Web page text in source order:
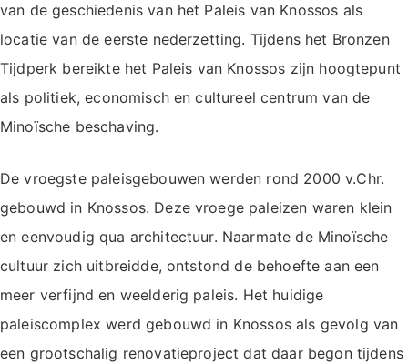
van de geschiedenis van het Paleis van Knossos als
locatie van de eerste nederzetting. Tijdens het Bronzen
Tijdperk bereikte het Paleis van Knossos zijn hoogtepunt
als politiek, economisch en cultureel centrum van de
Minoïsche beschaving.
De vroegste paleisgebouwen werden rond 2000 v.Chr.
gebouwd in Knossos. Deze vroege paleizen waren klein
en eenvoudig qua architectuur. Naarmate de Minoïsche
cultuur zich uitbreidde, ontstond de behoefte aan een
meer verfijnd en weelderig paleis. Het huidige
paleiscomplex werd gebouwd in Knossos als gevolg van
een grootschalig renovatieproject dat daar begon tijdens